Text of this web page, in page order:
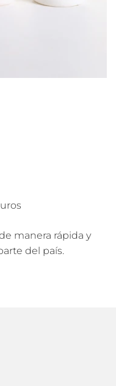
manera rápida y
del país.